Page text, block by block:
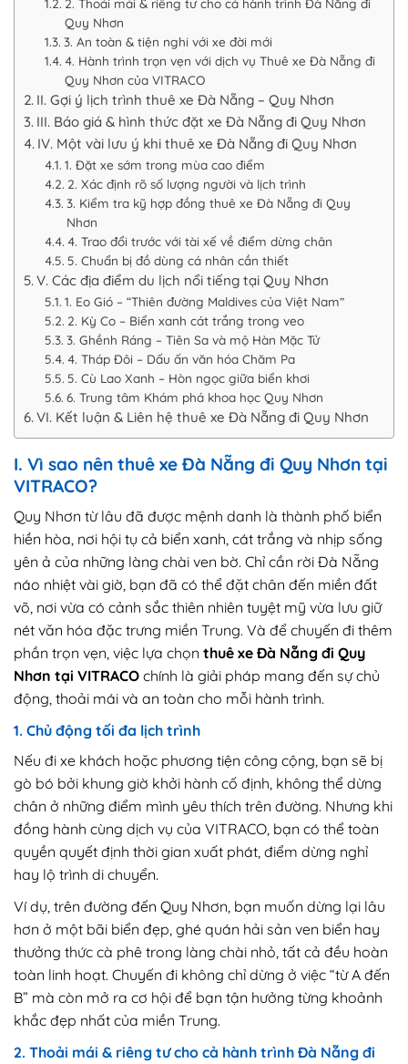
Quy Nhơn
3. An toàn & tiện nghi với xe đời mới
4. Hành trình trọn vẹn với dịch vụ Thuê xe Đà Nẵng đi
Quy Nhơn của VITRACO
II. Gợi ý lịch trình thuê xe Đà Nẵng – Quy Nhơn
III. Báo giá & hình thức đặt xe Đà Nẵng đi Quy Nhơn
IV. Một vài lưu ý khi thuê xe Đà Nẵng đi Quy Nhơn
1. Đặt xe sớm trong mùa cao điểm
2. Xác định rõ số lượng người và lịch trình
3. Kiểm tra kỹ hợp đồng thuê xe Đà Nẵng đi Quy
Nhơn
4. Trao đổi trước với tài xế về điểm dừng chân
5. Chuẩn bị đồ dùng cá nhân cần thiết
V. Các địa điểm du lịch nổi tiếng tại Quy Nhơn
1. Eo Gió – “Thiên đường Maldives của Việt Nam”
2. Kỳ Co – Biển xanh cát trắng trong veo
3. Ghềnh Ráng – Tiên Sa và mộ Hàn Mặc Tử
4. Tháp Đôi – Dấu ấn văn hóa Chăm Pa
5. Cù Lao Xanh – Hòn ngọc giữa biển khơi
6. Trung tâm Khám phá khoa học Quy Nhơn
VI. Kết luận & Liên hệ thuê xe Đà Nẵng đi Quy Nhơn
I. Vì sao nên thuê xe Đà Nẵng đi Quy Nhơn tại
VITRACO?
Quy Nhơn từ lâu đã được mệnh danh là thành phố biển
hiền hòa, nơi hội tụ cả biển xanh, cát trắng và nhịp sống
yên ả của những làng chài ven bờ. Chỉ cần rời Đà Nẵng
náo nhiệt vài giờ, bạn đã có thể đặt chân đến miền đất
võ, nơi vừa có cảnh sắc thiên nhiên tuyệt mỹ vừa lưu giữ
nét văn hóa đặc trưng miền Trung. Và để chuyến đi thêm
phần trọn vẹn, việc lựa chọn thuê xe Đà Nẵng đi Quy
Nhơn tại VITRACO chính là giải pháp mang đến sự chủ
động, thoải mái và an toàn cho mỗi hành trình.
1. Chủ động tối đa lịch trình
Nếu đi xe khách hoặc phương tiện công cộng, bạn sẽ bị
gò bó bởi khung giờ khởi hành cố định, không thể dừng
chân ở những điểm mình yêu thích trên đường. Nhưng khi
đồng hành cùng dịch vụ của VITRACO, bạn có thể toàn
quyền quyết định thời gian xuất phát, điểm dừng nghỉ
hay lộ trình di chuyển.
Ví dụ, trên đường đến Quy Nhơn, bạn muốn dừng lại lâu
hơn ở một bãi biển đẹp, ghé quán hải sản ven biển hay
thưởng thức cà phê trong làng chài nhỏ, tất cả đều hoàn
toàn linh hoạt. Chuyến đi không chỉ dừng ở việc “từ A đến
B” mà còn mở ra cơ hội để bạn tận hưởng từng khoảnh
khắc đẹp nhất của miền Trung.
2. Thoải mái & riêng tư cho cả hành trình Đà Nẵng đi